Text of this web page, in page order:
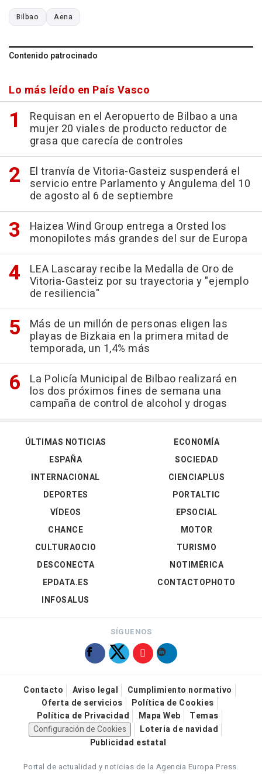
Bilbao Aena
Contenido patrocinado
Lo más leído en País Vasco
Requisan en el Aeropuerto de Bilbao a una
mujer 20 viales de producto reductor de
grasa que carecía de controles
El tranvía de Vitoria-Gasteiz suspenderá el
servicio entre Parlamento y Angulema del 10
de agosto al 6 de septiembre
Haizea Wind Group entrega a Orsted los
monopilotes más grandes del sur de Europa
LEA Lascaray recibe la Medalla de Oro de
Vitoria-Gasteiz por su trayectoria y "ejemplo
de resiliencia"
Más de un millón de personas eligen las
playas de Bizkaia en la primera mitad de
temporada, un 1,4% más
La Policía Municipal de Bilbao realizará en
los dos próximos fines de semana una
campaña de control de alcohol y drogas
ÚLTIMAS NOTICIAS
ESPAÑA
INTERNACIONAL
DEPORTES
VÍDEOS
ECONOMÍA
SOCIEDAD
CIENCIAPLUS
PORTALTIC
EPSOCIAL
CHANCE
CULTURAOCIO
DESCONECTA
EPDATA.ES
INFOSALUS
MOTOR
TURISMO
NOTIMÉRICA
CONTACTOPHOTO
SÍGUENOS
Contacto Aviso legal
Cumplimiento normativo
Oferta de servicios
Política de Cookies
Política de Privacidad
Mapa Web
Temas
Configuración de Cookies
Loteria de navidad
Publicidad estatal
Portal de actualidad y noticias de la Agencia Europa Press.